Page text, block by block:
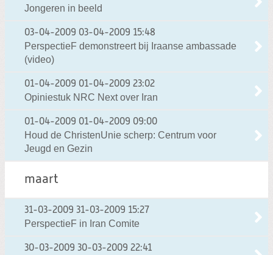
Jongeren in beeld
03-04-2009 03-04-2009 15:48
PerspectieF demonstreert bij Iraanse ambassade
(video)
01-04-2009 01-04-2009 23:02
Opiniestuk NRC Next over Iran
01-04-2009 01-04-2009 09:00
Houd de ChristenUnie scherp: Centrum voor
Jeugd en Gezin
maart
31-03-2009 31-03-2009 15:27
PerspectieF in Iran Comite
30-03-2009 30-03-2009 22:41